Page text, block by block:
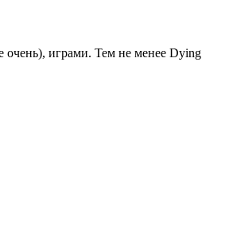
очень), играми. Тем не менее Dying